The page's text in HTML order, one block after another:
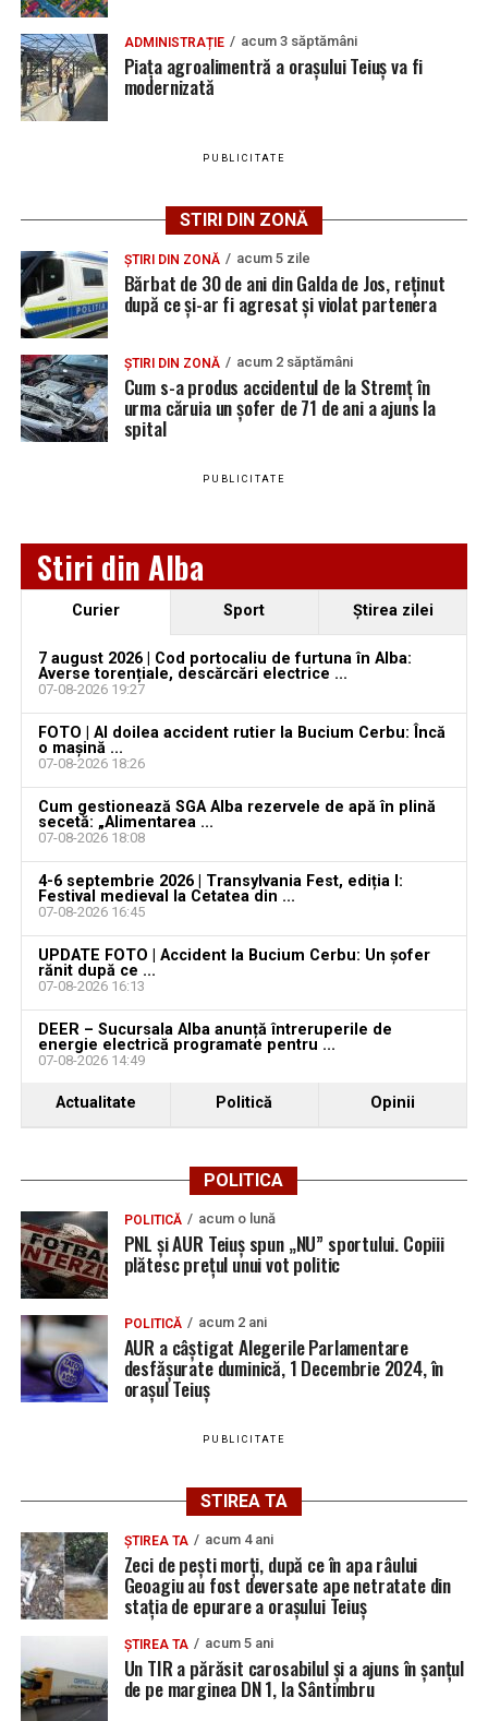
Bărbat de 30 de ani din Galda de Jos, reținut după
ce și-ar fi agresat și violat partenera
acestuia pentru 24 de ore, iar cercetările continuă sub
aspectul săvârșirii infracțiunilor de amenințare și
distrugere.
preferată pe Google
Urmărește Ziarul Unirea pe Social Media
YouTube Instagram WhatsApp TikTok
Jaf de peste 300.000 de euro, la Teiuș. Familia
păgubită susține că ancheta bate pasul pe loc, la
aproape o lună de la spargere
Locuri de muncă în Sântimbru, disponibile la 4
august 2026. AJOFM Alba a publicat lista posturilor
vacante
Locuri de muncă în Galda de Jos, disponibile la 4
august 2026. AJOFM Alba a publicat lista posturilor
vacante
Locuri de muncă în Teiuș, disponibile la 4 august
2026. AJOFM Alba a publicat lista posturilor
vacante
Bărbat de 30 de ani din Galda de Jos, reținut după
ADMINISTRAȚIE acum 3 săptămâni
Piața agroalimentră a orașului Teiuș va fi
modernizată
PUBLICITATE
STIRI DIN ZONĂ
ȘTIRI DIN ZONĂ acum 5 zile
Bărbat de 30 de ani din Galda de Jos, reținut
după ce și-ar fi agresat și violat partenera
ȘTIRI DIN ZONĂ acum 2 săptămâni
Cum s-a produs accidentul de la Stremț în
urma căruia un șofer de 71 de ani a ajuns la
spital
PUBLICITATE
Stiri din Alba
Curier Sport Ştirea zilei
7 august 2026 | Cod portocaliu de furtuna în Alba:
Averse torențiale, descărcări electrice ...
07-08-2026 19:27
FOTO | Al doilea accident rutier la Bucium Cerbu: Încă
o mașină ...
07-08-2026 18:26
Cum gestionează SGA Alba rezervele de apă în plină
secetă: „Alimentarea ...
07-08-2026 18:08
4-6 septembrie 2026 | Transylvania Fest, ediția I:
Festival medieval la Cetatea din ...
07-08-2026 16:45
UPDATE FOTO | Accident la Bucium Cerbu: Un șofer
rănit după ce ...
07-08-2026 16:13
DEER – Sucursala Alba anunță întreruperile de
energie electrică programate pentru ...
07-08-2026 14:49
Actualitate Politică Opinii
POLITICA
POLITICĂ acum o lună
PNL și AUR Teiuș spun „NU” sportului. Copiii
plătesc prețul unui vot politic
POLITICĂ acum 2 ani
AUR a câștigat Alegerile Parlamentare
desfășurate duminică, 1 Decembrie 2024, în
orașul Teiuș
PUBLICITATE
STIREA TA
ȘTIREA TA acum 4 ani
Zeci de pești morți, după ce în apa râului
Geoagiu au fost deversate ape netratate din
stația de epurare a orașului Teiuș
ȘTIREA TA acum 5 ani
Un TIR a părăsit carosabilul și a ajuns în șanțul
de pe marginea DN 1, la Sântimbru